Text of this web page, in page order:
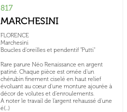
817
MARCHESINI
FLORENCE
Marchesini
Boucles d'oreilles et pendentif "Putti"
Rare parure Néo Renaissance en argent
patiné. Chaque pièce est ornée d'un
chérubin finement ciselé en haut relief
évoluant au cœur d'une monture ajourée à
décor de volutes et d'enroulements.
A noter le travail de l'argent rehaussé d'une
é(...)